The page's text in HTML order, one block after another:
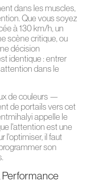
dans les muscles,
Que vous soyez
à 130 km/h, un
scène critique, ou
décision
identique : entrer
dans le
de couleurs —
de portails vers cet
appelle le
l'attention est une
l'optimiser, il faut
son
Performance